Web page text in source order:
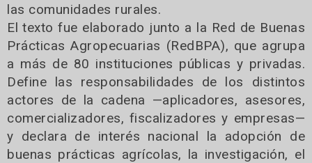
las comunidades rurales.
El texto fue elaborado junto a la Red de Buenas
Prácticas Agropecuarias (RedBPA), que agrupa
a más de 80 instituciones públicas y privadas.
Define las responsabilidades de los distintos
actores de la cadena —aplicadores, asesores,
comercializadores, fiscalizadores y empresas—
y declara de interés nacional la adopción de
buenas prácticas agrícolas, la investigación, el